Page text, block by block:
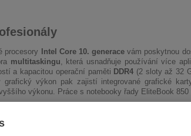
procesory Intel Core 10. generace vám poskytnou
multitaskingu, která usnadňuje používání více
a kapacitou operační paměti DDR4 (2 sloty až 32
grafický výkon pak zajistí integrované grafické
výkonu. Práce s notebooky řady EliteBook